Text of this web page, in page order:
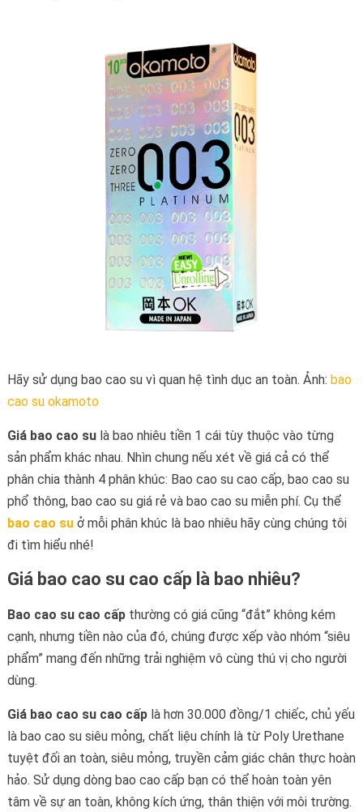
Hãy sử dụng bao cao su vì quan hệ tình dục an toàn. Ảnh: bao
cao su okamoto
Giá bao cao su là bao nhiêu tiền 1 cái tùy thuộc vào từng
sản phẩm khác nhau. Nhìn chung nếu xét về giá cả có thể
phân chia thành 4 phân khúc: Bao cao su cao cấp, bao cao su
phổ thông, bao cao su giá rẻ và bao cao su miễn phí. Cụ thể
bao cao suở mỗi phân khúc là bao nhiêu hãy cùng chúng tôi
đi tìm hiểu nhé!
Giá bao cao su cao cấp là bao nhiêu?
Bao cao su cao cấp thường có giá cũng “đắt” không kém
cạnh, nhưng tiền nào của đó, chúng được xếp vào nhóm “siêu
phẩm” mang đến những trải nghiệm vô cùng thú vị cho người
dùng.
Giá bao cao su cao cấplà hơn 30.000 đồng/1 chiếc, chủ yếu
là bao cao su siêu mỏng, chất liệu chính là từ Poly Urethane
tuyệt đối an toàn, siêu mỏng, truyền cảm giác chân thực hoàn
hảo. Sử dụng dòng bao cao cấp bạn có thể hoàn toàn yên
tâm về sự an toàn, không kích ứng, thân thiện với môi trường.